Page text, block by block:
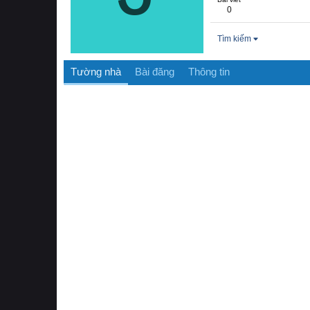
0
Tìm kiếm
Tường nhà Bài đăng Thông tin